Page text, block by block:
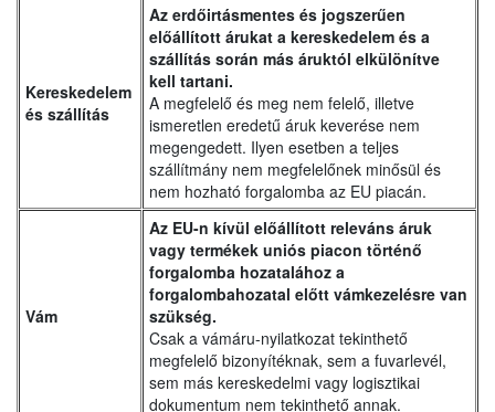
Kereskedelem
és szállítás
Az erdőirtásmentes és jogszerűen
előállított árukat a kereskedelem és a
szállítás során más áruktól elkülönítve
kell tartani.
A megfelelő és meg nem felelő, illetve
ismeretlen eredetű áruk keverése nem
megengedett. Ilyen esetben a teljes
szállítmány nem megfelelőnek minősül és
nem hozható forgalomba az EU piacán.
Vám
Az EU-n kívül előállított releváns áruk
vagy termékek uniós piacon történő
forgalomba hozatalához a
forgalombahozatal előtt vámkezelésre van
szükség.
Csak a vámáru-nyilatkozat tekinthető
megfelelő bizonyítéknak, sem a fuvarlevél,
sem más kereskedelmi vagy logisztikai
dokumentum nem tekinthető annak.